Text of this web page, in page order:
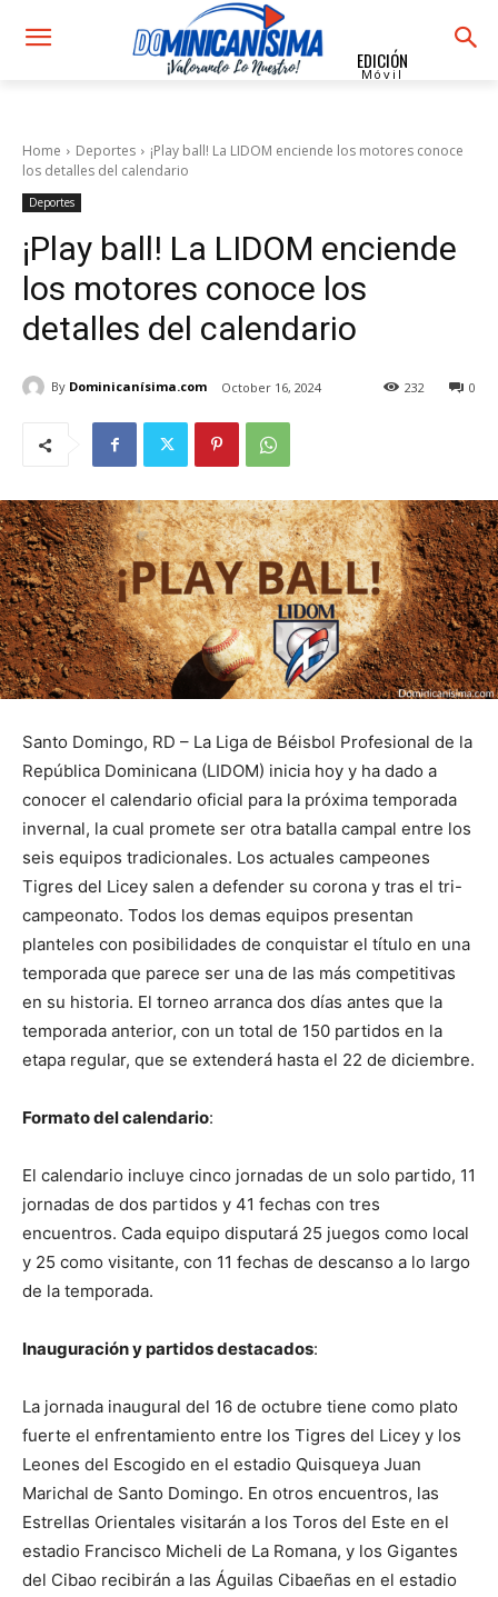
EDICIÓN
Móvil
Home Deportes
¡Play ball! La LIDOM enciende los motores conoce
los detalles del calendario
Deportes
¡Play ball! La LIDOM enciende
los motores conoce los
detalles del calendario
By Dominicanísima.com October 16, 2024 0
232
Santo Domingo, RD – La Liga de Béisbol Profesional de la
República Dominicana (LIDOM) inicia hoy y ha dado a
conocer el calendario oficial para la próxima temporada
invernal, la cual promete ser otra batalla campal entre los
seis equipos tradicionales. Los actuales campeones
Tigres del Licey salen a defender su corona y tras el tri-
campeonato. Todos los demas equipos presentan
planteles con posibilidades de conquistar el título en una
temporada que parece ser una de las más competitivas
en su historia. El torneo arranca dos días antes que la
temporada anterior, con un total de 150 partidos en la
etapa regular, que se extenderá hasta el 22 de diciembre.
Formato del calendario:
El calendario incluye cinco jornadas de un solo partido, 11
jornadas de dos partidos y 41 fechas con tres
encuentros. Cada equipo disputará 25 juegos como local
y 25 como visitante, con 11 fechas de descanso a lo largo
de la temporada.
Inauguración y partidos destacados:
La jornada inaugural del 16 de octubre tiene como plato
fuerte el enfrentamiento entre los Tigres del Licey y los
Leones del Escogido en el estadio Quisqueya Juan
Marichal de Santo Domingo. En otros encuentros, las
Estrellas Orientales visitarán a los Toros del Este en el
estadio Francisco Micheli de La Romana, y los Gigantes
del Cibao recibirán a las Águilas Cibaeñas en el estadio